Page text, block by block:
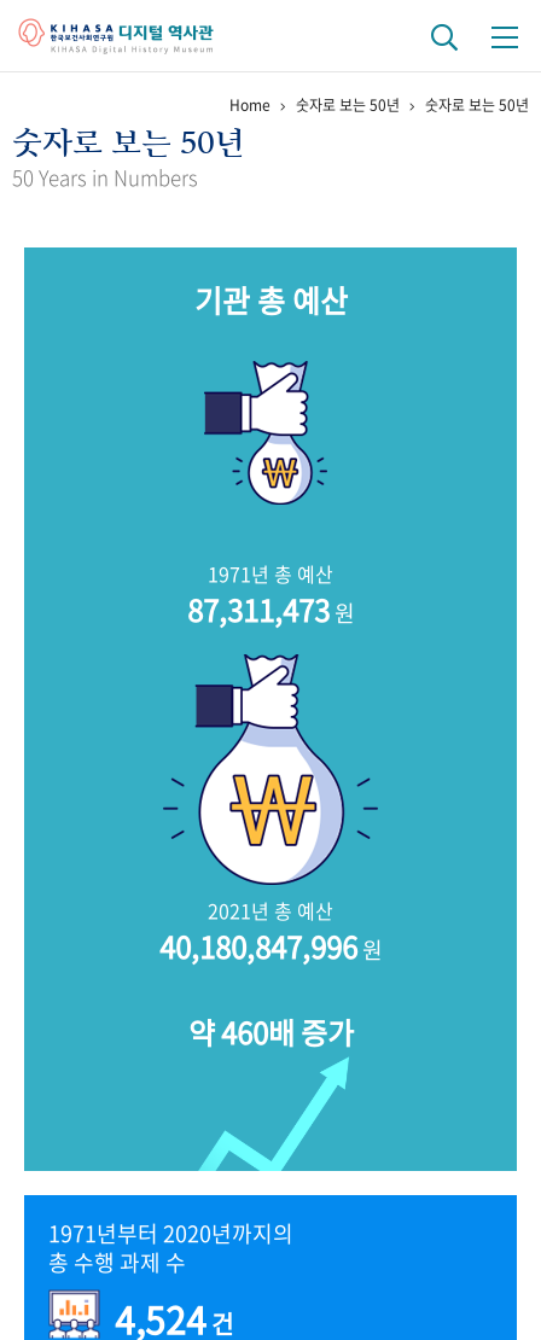
걸어온 길 기관 변천사 역대 기관장
키워드로 보는 연구 역사
문서 기록물 행정박물
Home 숫자로 보는 50년 숫자로 보는 50년
숫자로 보는 50년
50 Years in Numbers
기관 총 예산
1971년 총 예산
87,311,473원
2021년 총 예산
40,180,847,996원
약 460배 증가
1971년부터 2020년까지의
총 수행 과제 수
4,524건